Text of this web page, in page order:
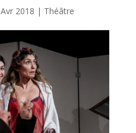
2018 | Théâtre